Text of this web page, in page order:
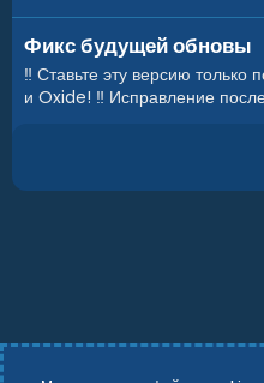
Фикс будущей обновы
‼️ Ставьте эту версию только
и Oxide! ‼️ Исправление